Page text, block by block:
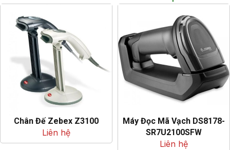
Chân Đế Zebex Z3100
Liên hệ
Máy Đọc Mã Vạch DS8178-
SR7U2100SFW
Liên hệ